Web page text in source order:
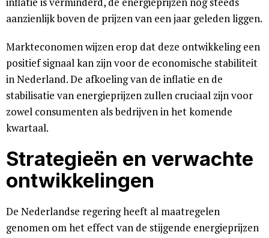
aanzienlijk boven de prijzen van een jaar geleden liggen.
Markteconomen wijzen erop dat deze ontwikkeling een
positief signaal kan zijn voor de economische stabiliteit
in Nederland. De afkoeling van de inflatie en de
stabilisatie van energieprijzen zullen cruciaal zijn voor
zowel consumenten als bedrijven in het komende
kwartaal.
Strategieën en verwachte
ontwikkelingen
De Nederlandse regering heeft al maatregelen
genomen om het effect van de stijgende energieprijzen